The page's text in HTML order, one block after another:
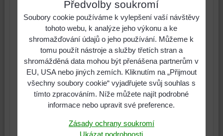
Předvolby soukromí
Soubory cookie používáme k vylepšení vaší návštěvy
tohoto webu, k analýze jeho výkonu a ke
shromažďování údajů o jeho používání. Můžeme k
tomu použít nástroje a služby třetích stran a
shromážděná data mohou být přenášena partnerům v
EU, USA nebo jiných zemích. Kliknutím na „Přijmout
všechny soubory cookie“ vyjadřujete svůj souhlas s
tímto zpracováním. Níže můžete najít podrobné
informace nebo upravit své preference.
Zásady ochrany soukromí
Ukázat podrobnosti